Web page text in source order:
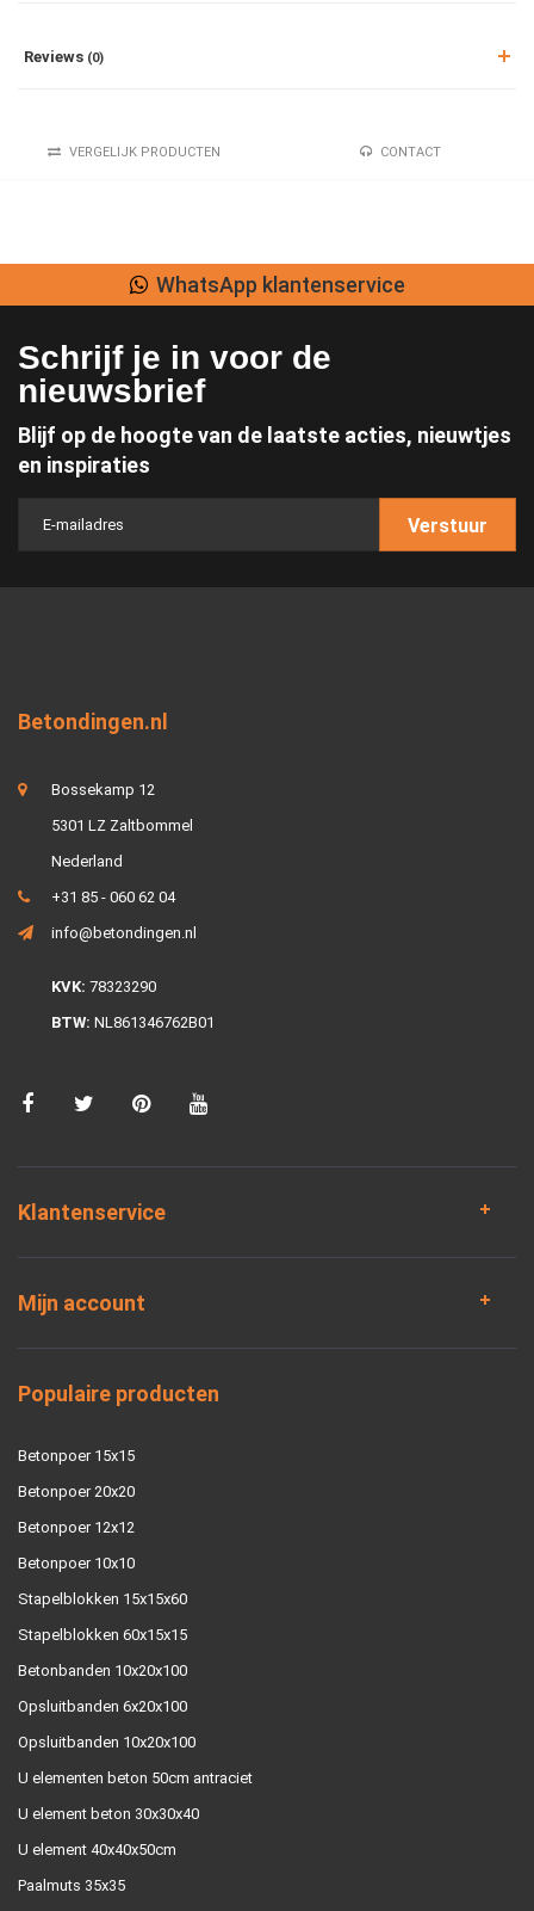
Reviews (0)
VERGELIJK PRODUCTEN CONTACT
WhatsApp klantenservice
Schrijf je in voor de
nieuwsbrief
Blijf op de hoogte van de laatste acties, nieuwtjes
en inspiraties
Verstuur
Betondingen.nl
Bossekamp 12
5301 LZ Zaltbommel
Nederland
+31 85 - 060 62 04
info@betondingen.nl
KVK: 78323290
BTW: NL861346762B01
Klantenservice
Mijn account
Populaire producten
Betonpoer 15x15
Betonpoer 20x20
Betonpoer 12x12
Betonpoer 10x10
Stapelblokken 15x15x60
Stapelblokken 60x15x15
Betonbanden 10x20x100
Opsluitbanden 6x20x100
Opsluitbanden 10x20x100
U elementen beton 50cm antraciet
U element beton 30x30x40
U element 40x40x50cm
Paalmuts 35x35